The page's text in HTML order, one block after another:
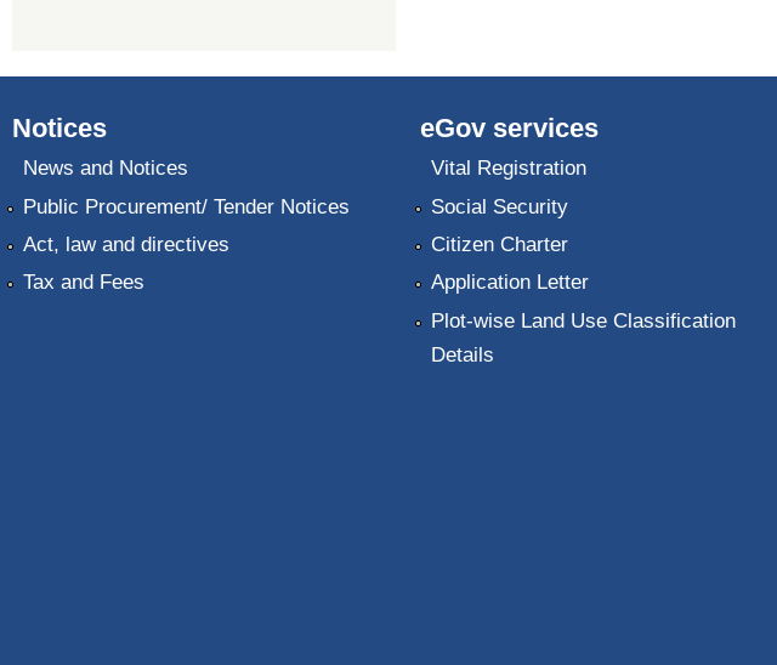
Notices
News and Notices
Public Procurement/ Tender Notices
Act, law and directives
Tax and Fees
eGov services
Vital Registration
Social Security
Citizen Charter
Application Letter
Plot-wise Land Use Classification
Details